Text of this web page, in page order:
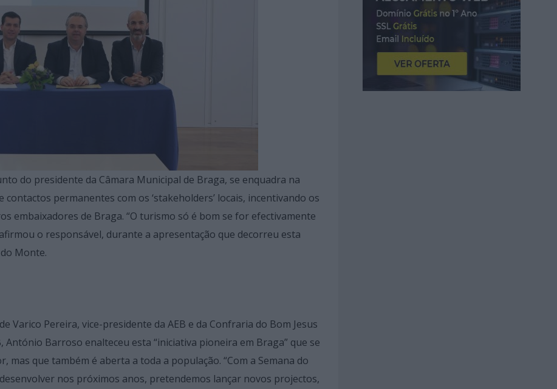
do presidente da Câmara Municipal de Braga, se enquadra na
permanentes com os ‘stakeholders’ locais, incentivando os
embaixadores de Braga. “O turismo só é bom se for efectivamente
o responsável, durante a apresentação que decorreu esta
Monte.
Varico Pereira, vice-presidente da AEB e da Confraria do Bom Jesus
Barroso enalteceu esta “iniciativa pioneira em Braga” que se
mas que também é aberta a toda a população. “Com a Semana do
nos próximos anos, pretendemos lançar novos projectos,